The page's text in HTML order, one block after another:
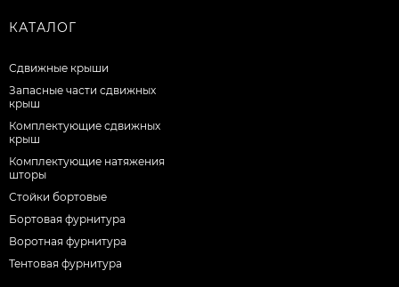
КАТАЛОГ
Сдвижные крыши
Запасные части сдвижных
крыш
Комплектующие сдвижных
крыш
Комплектующие натяжения
шторы
Стойки бортовые
Бортовая фурнитура
Воротная фурнитура
Тентовая фурнитура